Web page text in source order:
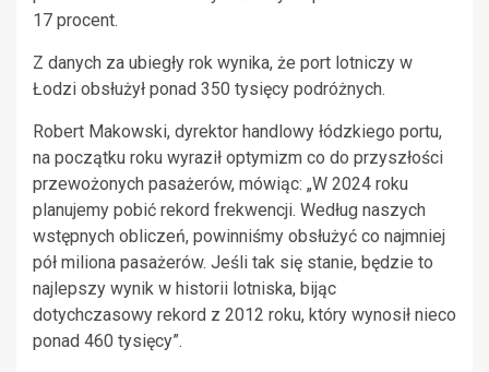
17 procent.
Z danych za ubiegły rok wynika, że port lotniczy w
Łodzi obsłużył ponad 350 tysięcy podróżnych.
Robert Makowski, dyrektor handlowy łódzkiego portu,
na początku roku wyraził optymizm co do przyszłości
przewożonych pasażerów, mówiąc: „W 2024 roku
planujemy pobić rekord frekwencji. Według naszych
wstępnych obliczeń, powinniśmy obsłużyć co najmniej
pół miliona pasażerów. Jeśli tak się stanie, będzie to
najlepszy wynik w historii lotniska, bijąc
dotychczasowy rekord z 2012 roku, który wynosił nieco
ponad 460 tysięcy”.